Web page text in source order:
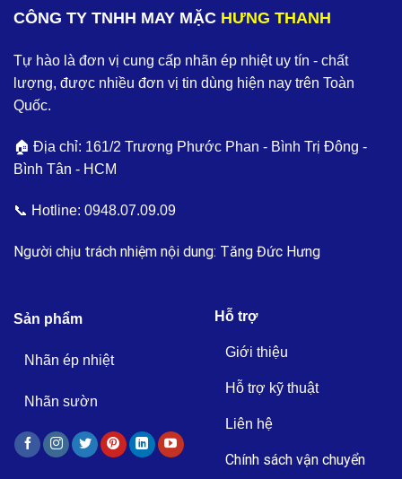
CÔNG TY TNHH MAY MẶC HƯNG THANH
Tự hào là đơn vị cung cấp nhãn ép nhiệt uy tín - chất
lượng, được nhiều đơn vị tin dùng hiện nay trên Toàn
Quốc.
🏠 Địa chỉ: 161/2 Trương Phước Phan - Bình Trị Đông -
Bình Tân - HCM
📞 Hotline: 0948.07.09.09
Người chịu trách nhiệm nội dung: Tăng Đức Hưng
Sản phẩm
Nhãn ép nhiệt
Nhãn sườn
Hỗ trợ
Giới thiệu
Hỗ trợ kỹ thuật
Liên hệ
Chính sách vận chuyển